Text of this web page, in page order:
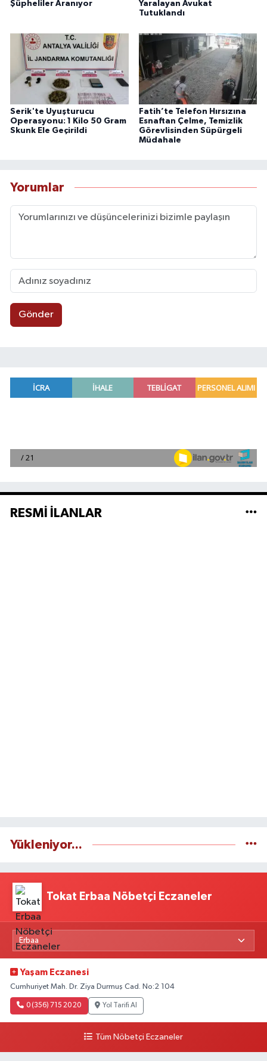
Şüpheliler Aranıyor
Yaralayan Avukat
Tutuklandı
Serik'te Uyuşturucu
Operasyonu: 1 Kilo 50 Gram
Skunk Ele Geçirildi
Fatih’te Telefon Hırsızına
Esnaftan Çelme, Temizlik
Görevlisinden Süpürgeli
Müdahale
Yorumlar
Gönder
RESMİ İLANLAR
Yükleniyor...
Tokat Erbaa Nöbetçi Eczaneler
Yaşam Eczanesi
Cumhuriyet Mah. Dr. Ziya Durmuş Cad. No:2 104
0 (356) 715 20 20 Yol Tarifi Al
Tüm Nöbetçi Eczaneler